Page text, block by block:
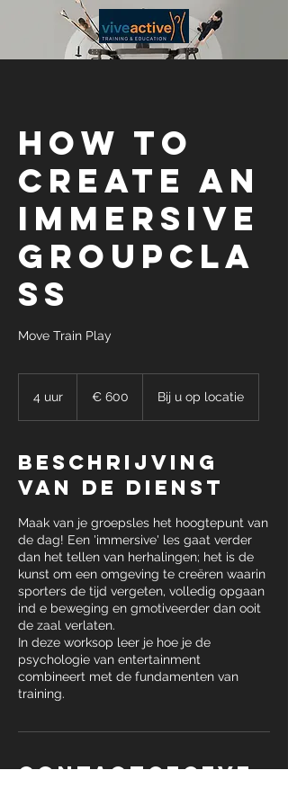
How to
create an
immersive
groupcla
ss
Move Train Play
4 uur € 600 Bij u op locatie
Beschrijving
van de dienst
Maak van je groepsles het hoogtepunt van
de dag! Een 'immersive' les gaat verder
dan het tellen van herhalingen; het is de
kunst om een omgeving te creëren waarin
sporters de tijd vergeten, volledig opgaan
ind e beweging en gmotiveerder dan ooit
de zaal verlaten.
In deze worksop leer je hoe je de
psychologie van entertainment
combineert met de fundamenten van
training.
Contactgegeve